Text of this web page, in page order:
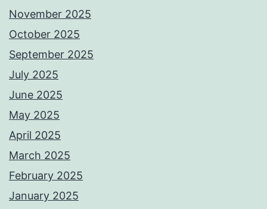
November 2025
October 2025
September 2025
July 2025
June 2025
May 2025
April 2025
March 2025
February 2025
January 2025